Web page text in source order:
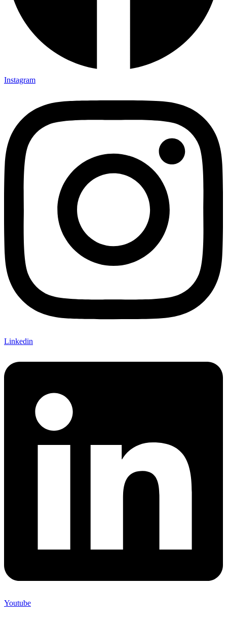
Instagram
Linkedin
Youtube